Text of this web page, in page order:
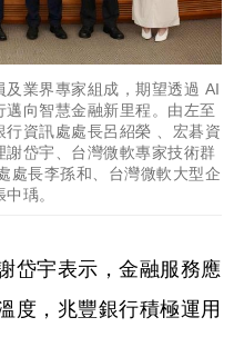
業界專家組成，期望透過 AI
向智慧金融新里程。由左至
資訊處處長呂紹榮 、宏碁資
岱宇、台灣微軟專家技術群
處長李孫和、台灣微軟大型企
瑀。
岱宇表示，金融服務應
度，兆豐銀行積極運用